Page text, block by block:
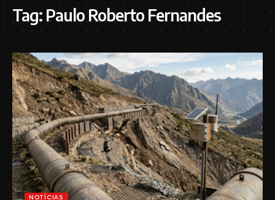
Tag: Paulo Roberto Fernandes
NOTÍCIAS